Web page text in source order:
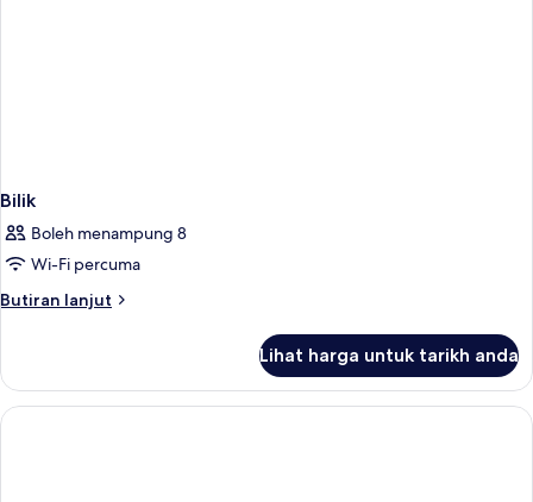
Bilik
Boleh menampung 8
Wi-Fi percuma
Butiran lanjut
Butiran
Lihat harga untuk tarikh anda